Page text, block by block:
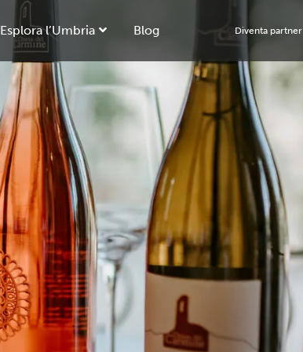
Esplora l’Umbria Blog Diventa partner